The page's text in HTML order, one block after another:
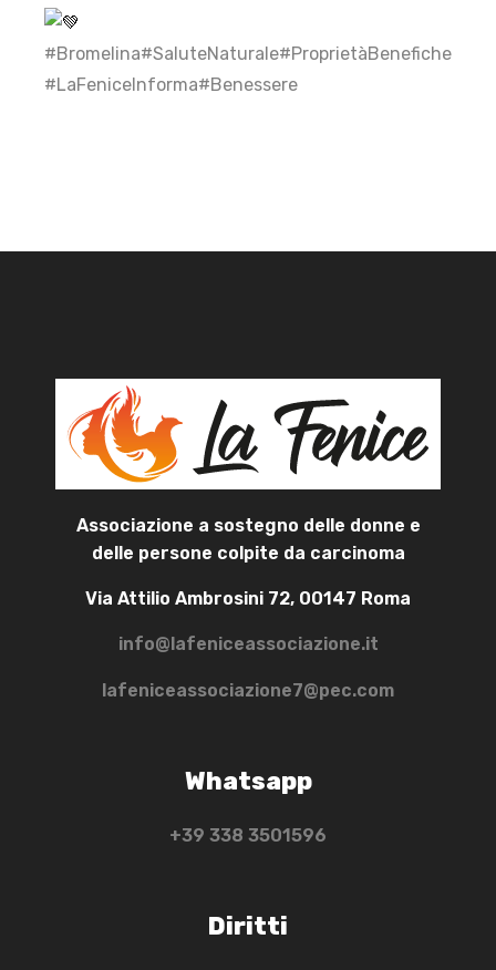
#Bromelina#SaluteNaturale#ProprietàBenefiche
#LaFeniceInforma#Benessere
Associazione a sostegno delle donne e
delle persone colpite da carcinoma
Via Attilio Ambrosini 72, 00147 Roma
info@lafeniceassociazione.it
lafeniceassociazione7@pec.com
Whatsapp
+39 ‭338 3501596‬
Diritti